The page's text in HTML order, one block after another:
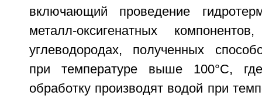
включающий проведение
металл-оксигенатных
углеводородах, полученных
при температуре выше 100°С, где
обработку производят водой при